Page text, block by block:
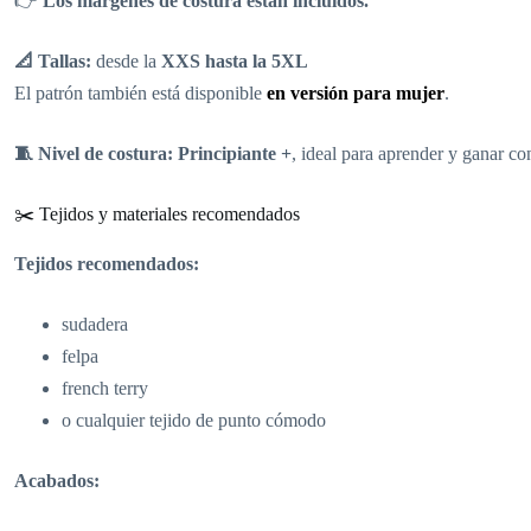
📐 Tallas: desde la XXS hasta la 5XL
El patrón también está disponible en versión para mujer.
🧵 Nivel de costura: Principiante +, ideal para aprender y ganar
✂️ Tejidos y materiales recomendados
Tejidos recomendados:
sudadera
felpa
french terry
o cualquier tejido de punto cómodo
Acabados: